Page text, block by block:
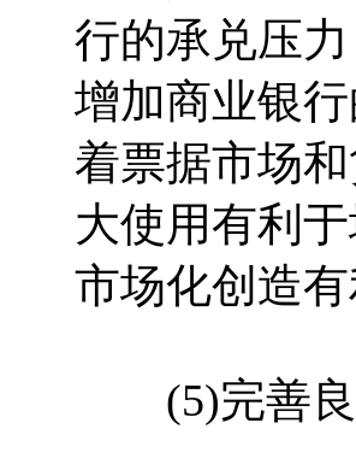
行的承兑压
增加商业银
着票据市场
大使用有利
市场化创造有
(5)完善良